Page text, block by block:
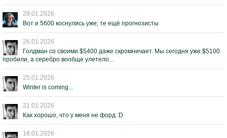
29.01.2026
Вот и 5600 коснулись уже; те ещё прогнозисты
26.01.2026
Голдман со своими $5400 даже скромничает. Мы сегодня уже $5100
пробили, а серебро вообще улетело...
25.01.2026
Winter is coming...
21.01.2026
Как хорошо, что у меня не форд :D
16.01.2026